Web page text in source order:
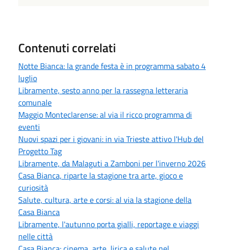
Contenuti correlati
Notte Bianca: la grande festa è in programma sabato 4
luglio
Libramente, sesto anno per la rassegna letteraria
comunale
Maggio Monteclarense: al via il ricco programma di
eventi
Nuovi spazi per i giovani: in via Trieste attivo l'Hub del
Progetto Tag
Libramente, da Malaguti a Zamboni per l'inverno 2026
Casa Bianca, riparte la stagione tra arte, gioco e
curiosità
Salute, cultura, arte e corsi: al via la stagione della
Casa Bianca
Libramente, l'autunno porta gialli, reportage e viaggi
nelle città